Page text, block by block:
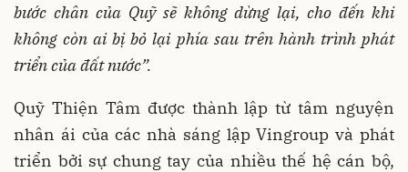
bước chân của Quỹ sẽ không dừng lại, cho đến khi
không còn ai bị bỏ lại phía sau trên hành trình phát
triển của đất nước”.
Quỹ Thiện Tâm được thành lập từ tâm nguyện
nhân ái của các nhà sáng lập Vingroup và phát
triển bởi sự chung tay của nhiều thế hệ cán bộ,